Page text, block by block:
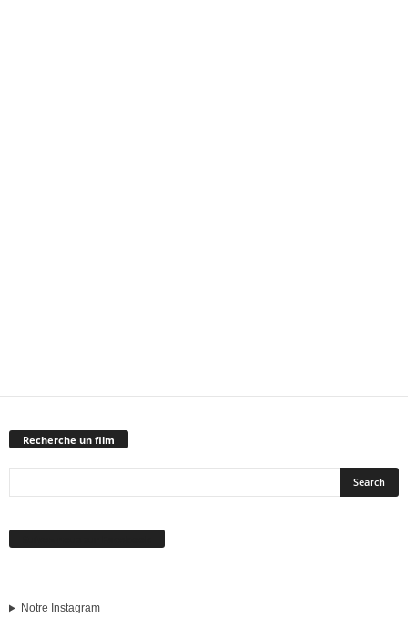
Recherche un film
Notre Instagram